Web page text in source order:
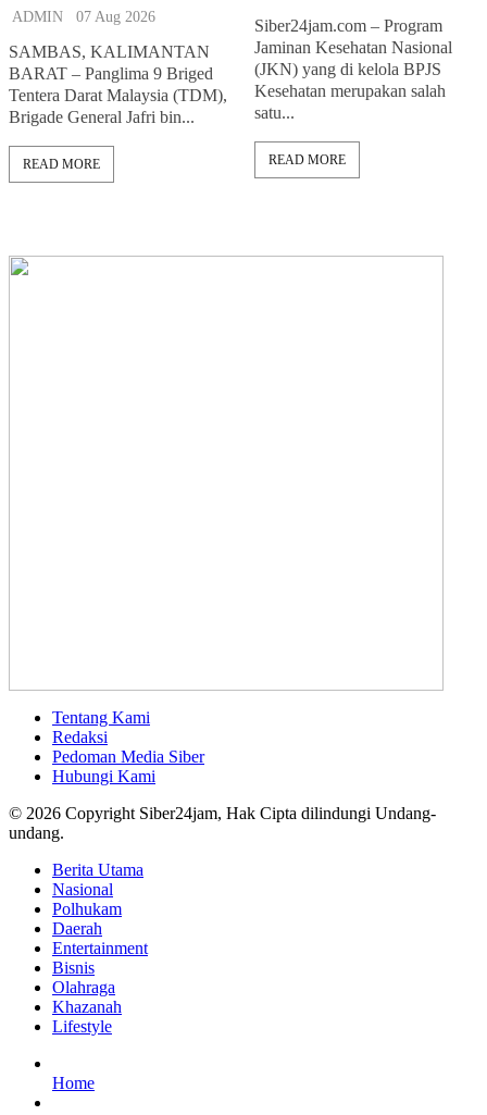
ADMIN 07 Aug 2026
SAMBAS, KALIMANTAN
BARAT – Panglima 9 Briged
Tentera Darat Malaysia (TDM),
Brigade General Jafri bin...
READ MORE
Siber24jam.com – Program
Jaminan Kesehatan Nasional
(JKN) yang di kelola BPJS
Kesehatan merupakan salah
satu...
READ MORE
Tentang Kami
Redaksi
Pedoman Media Siber
Hubungi Kami
© 2026 Copyright Siber24jam, Hak Cipta dilindungi Undang-
undang.
Berita Utama
Nasional
Polhukam
Daerah
Entertainment
Bisnis
Olahraga
Khazanah
Lifestyle
Home